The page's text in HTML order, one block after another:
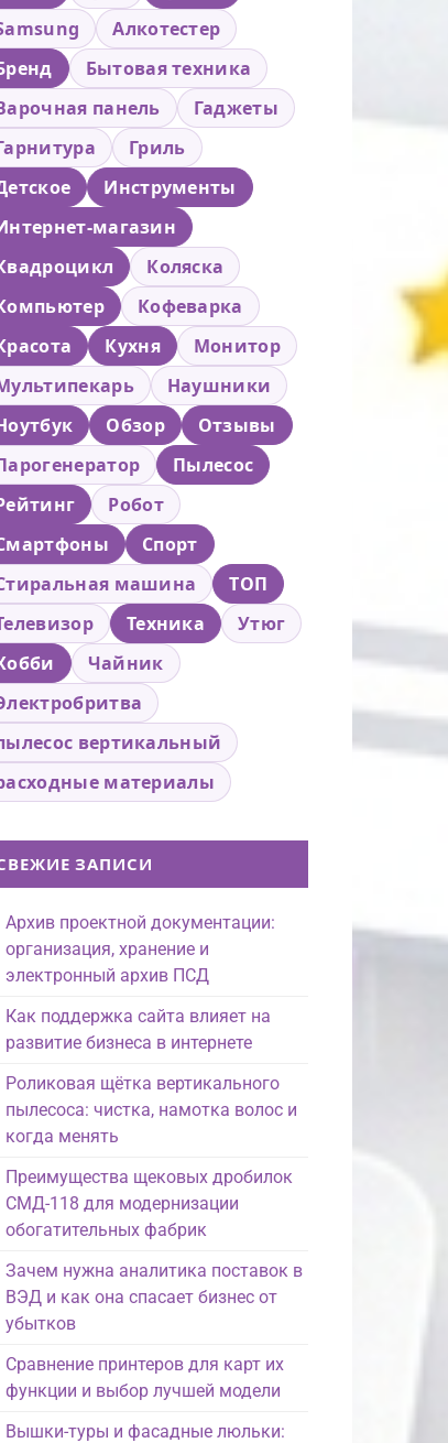
Алкотестер
Бытовая техника
панель
Гаджеты
Гриль
Инструменты
магазин
Коляска
Кофеварка
Кухня
Монитор
Наушники
Обзор
Отзывы
Пылесос
Робот
Спорт
машина
ТОП
Техника
Утюг
Чайник
вертикальный
материалы
ЗАПИСИ
Архив проектной документации:
организация, хранение и
электронный архив ПСД
Как поддержка сайта влияет на
развитие бизнеса в интернете
Роликовая щётка вертикального
пылесоса: чистка, намотка волос и
когда менять
Преимущества щековых дробилок
СМД-118 для модернизации
обогатительных фабрик
Зачем нужна аналитика поставок в
ВЭД и как она спасает бизнес от
убытков
Сравнение принтеров для карт их
функции и выбор лучшей модели
Вышки-туры и фасадные люльки: